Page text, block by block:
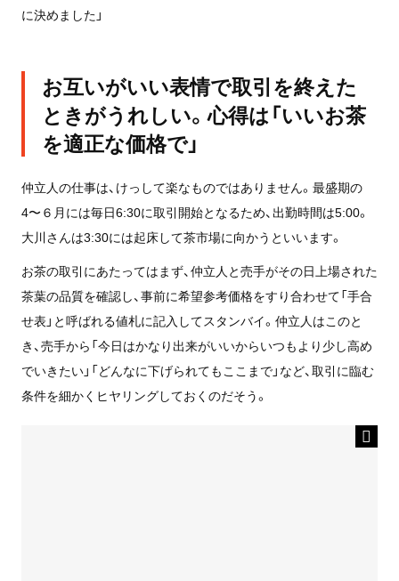
に決めました」
お互いがいい表情で取引を終えた
ときがうれしい。心得は「いいお茶
を適正な価格で」
仲立人の仕事は、けっして楽なものではありません。最盛期の
4〜６月には毎日6:30に取引開始となるため、出勤時間は5:00。
大川さんは3:30には起床して茶市場に向かうといいます。
お茶の取引にあたってはまず、仲立人と売手がその日上場された
茶葉の品質を確認し、事前に希望参考価格をすり合わせて「手合
せ表」と呼ばれる値札に記入してスタンバイ。仲立人はこのと
き、売手から「今日はかなり出来がいいからいつもより少し高め
でいきたい」「どんなに下げられてもここまで」など、取引に臨む
条件を細かくヒヤリングしておくのだそう。